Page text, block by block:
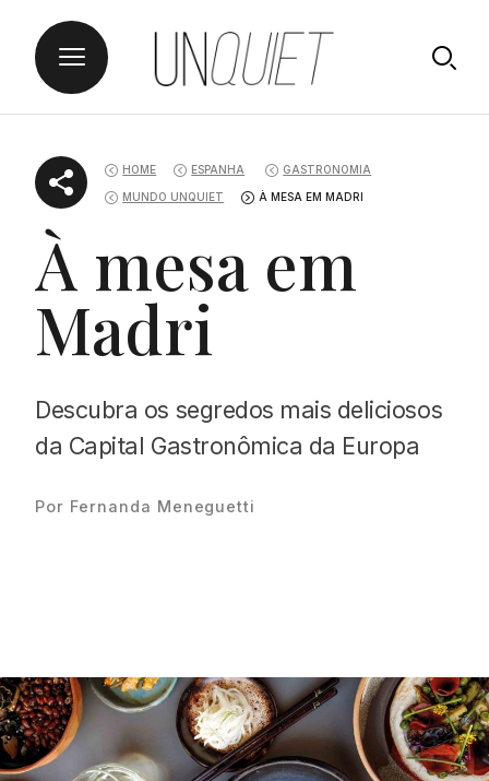
content
HOME ESPANHA GASTRONOMIA
MUNDO UNQUIET À MESA EM MADRI
À mesa em
Madri
Descubra os segredos mais deliciosos
da Capital Gastronômica da Europa
Por Fernanda Meneguetti